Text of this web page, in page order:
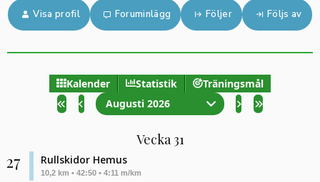
Visa profil Foruminlägg Följer Följs av
Kalender Statistik
Träningsmål
Augusti 2026
Vecka 31
27 Rullskidor Hemus
10,2 km • 42:50 • 4:11 m/km